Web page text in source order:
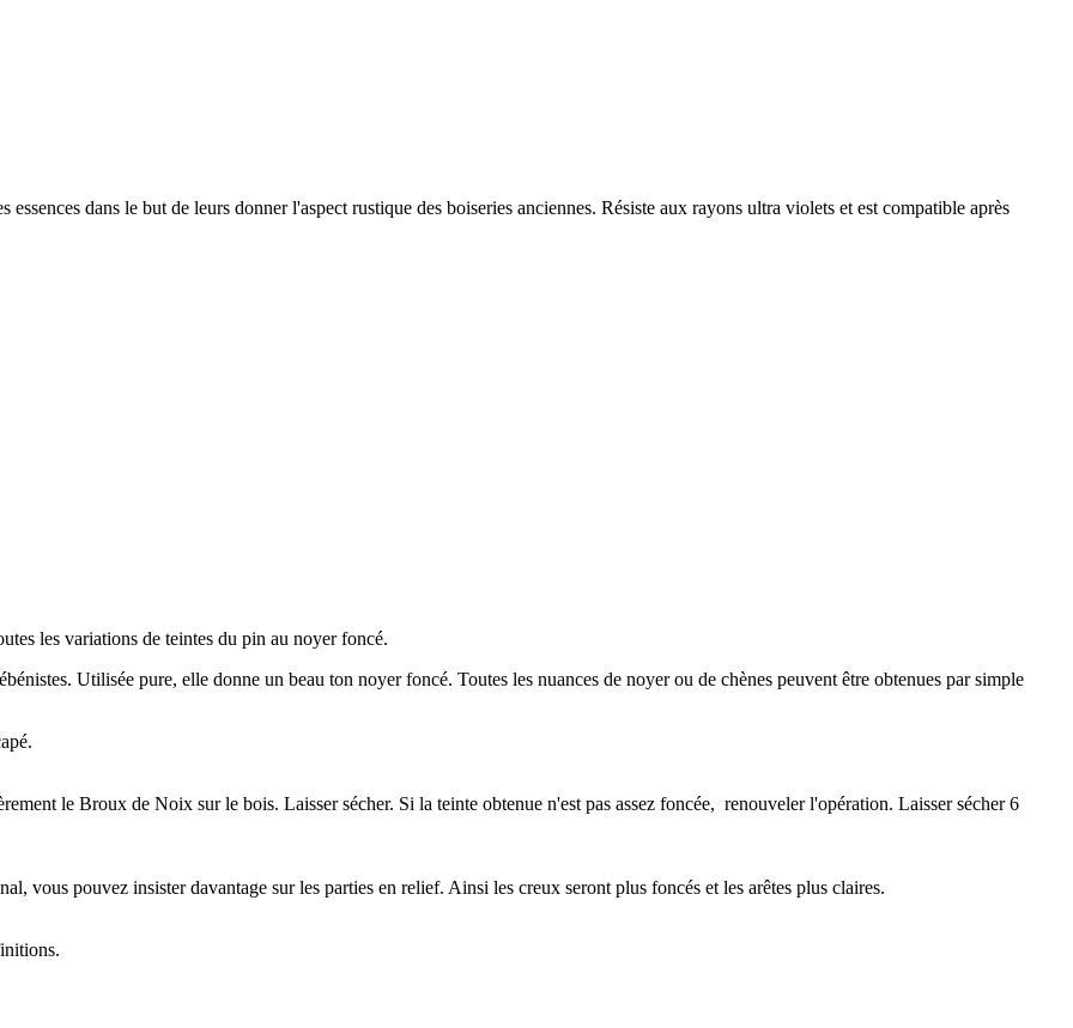
dans le but de leurs donner l'aspect rustique des boiseries anciennes. Résiste aux rayons ultra violets et est compatible après
les variations de teintes du pin au noyer foncé.
Utilisée pure, elle donne un beau ton noyer foncé. Toutes les nuances de noyer ou de chènes peuvent être obtenues par simple
le Broux de Noix sur le bois. Laisser sécher. Si la teinte obtenue n'est pas assez foncée, renouveler l'opération. Laisser sécher 6
vous pouvez insister davantage sur les parties en relief. Ainsi les creux seront plus foncés et les arêtes plus claires.